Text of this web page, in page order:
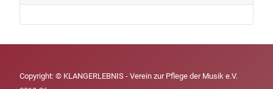
Copyright: © KLANGERLEBNIS - Verein zur Pflege der Musik e.V.